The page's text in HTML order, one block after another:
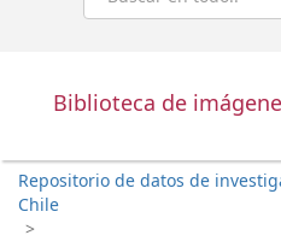
Biblioteca de
Repositorio de datos de
Chile
>